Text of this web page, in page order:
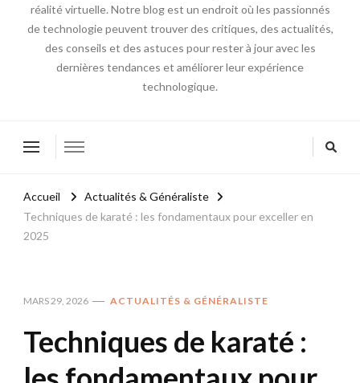
réalité virtuelle. Notre blog est un endroit où les passionnés
de technologie peuvent trouver des critiques, des actualités,
des conseils et des astuces pour rester à jour avec les
dernières tendances et améliorer leur expérience
technologique.
Accueil
Actualités & Généraliste
Techniques de karaté : les fondamentaux pour exceller en
2025
MARS 29, 2026 ACTUALITÉS & GÉNÉRALISTE
Techniques de karaté :